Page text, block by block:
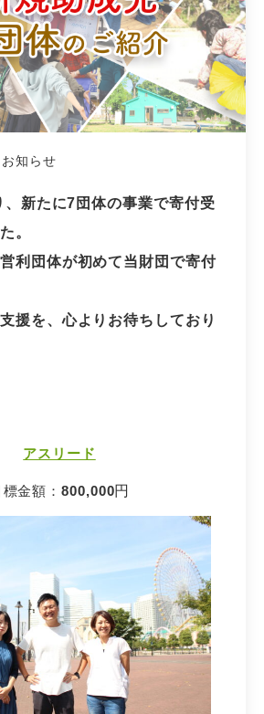
お知らせ
新たに7団体の事業で寄付受
。
利団体が初めて当財団で寄付
援を、心よりお待ちしており
アスリード
標金額：800,000円